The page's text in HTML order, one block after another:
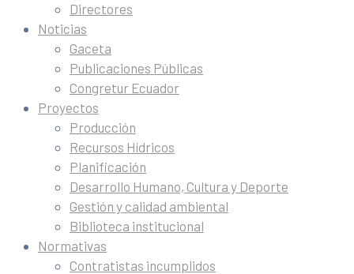
Directores
Noticias
Gaceta
Publicaciones Públicas
Congretur Ecuador
Proyectos
Producción
Recursos Hídricos
Planificación
Desarrollo Humano, Cultura y Deporte
Gestión y calidad ambiental
Biblioteca institucional
Normativas
Contratistas incumplidos